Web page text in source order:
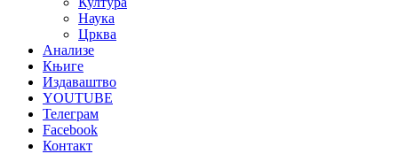
Наука
Црква
Анализе
Књиге
Издаваштво
YOUTUBE
Телеграм
Facebook
Контакт